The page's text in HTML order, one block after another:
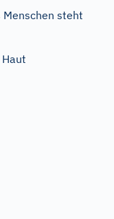
Menschen steht